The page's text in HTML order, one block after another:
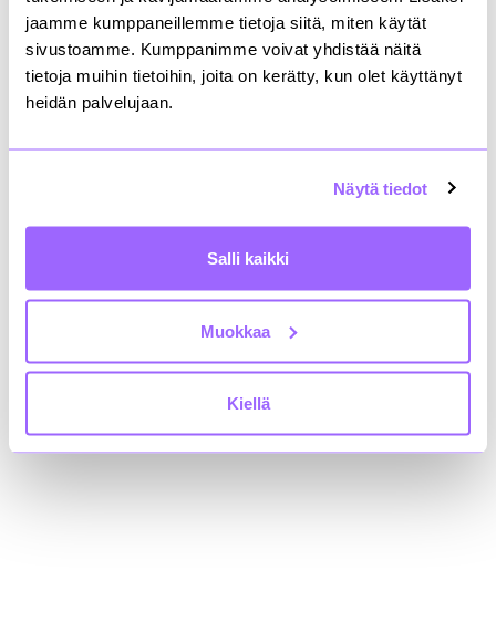
jaamme kumppaneillemme tietoja siitä, miten käytät
sivustoamme. Kumppanimme voivat yhdistää näitä
tietoja muihin tietoihin, joita on kerätty, kun olet käyttänyt
heidän palvelujaan.
Näytä tiedot
Salli kaikki
Muokkaa
Kiellä
Kiinteistönomistajat ja rakennuttajat Rakli ry
Annankatu 24, 2. krs
00100 Helsinki
+358 9 4767 5711
rakli@rakli.fi
Finnish Property Owners Rakli data protection